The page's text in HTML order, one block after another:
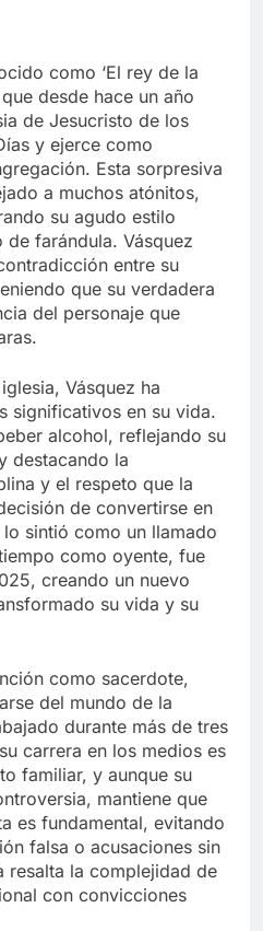
como ‘El rey de la
desde hace un año
de Jesucristo de los
y ejerce como
Esta sorpresiva
a muchos atónitos,
su agudo estilo
farándula. Vásquez
entre su
que su verdadera
del personaje que
Vásquez ha
significativos en su vida.
alcohol, reflejando su
destacando la
y el respeto que la
de convertirse en
sintió como un llamado
como oyente, fue
creando un nuevo
su vida y su
como sacerdote,
del mundo de la
durante más de tres
carrera en los medios es
familiar, y aunque su
mantiene que
es fundamental, evitando
falsa o acusaciones sin
resalta la complejidad de
con convicciones